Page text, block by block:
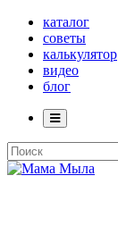
каталог
советы
калькулятор
видео
блог